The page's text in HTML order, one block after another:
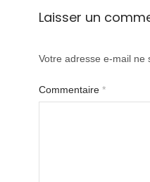
Laisser un
Votre adresse e-mail ne
Commentaire *